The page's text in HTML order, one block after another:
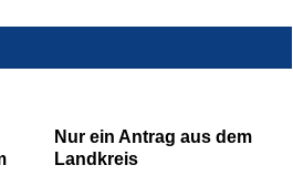
Nur ein Antrag aus dem
Landkreis